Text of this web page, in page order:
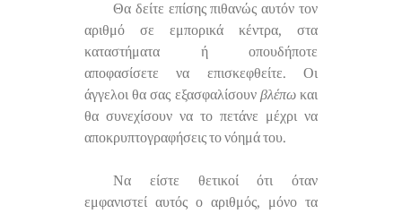
Θα δείτε επίσης πιθανώς αυτόν τον
αριθμό σε εμπορικά κέντρα, στα
καταστήματα ή οπουδήποτε
αποφασίσετε να επισκεφθείτε. Οι
άγγελοι θα σας εξασφαλίσουν βλέπωκαι
θα συνεχίσουν να το πετάνε μέχρι να
αποκρυπτογραφήσεις το νόημά του.
Να είστε θετικοί ότι όταν
εμφανιστεί αυτός ο αριθμός, μόνο τα